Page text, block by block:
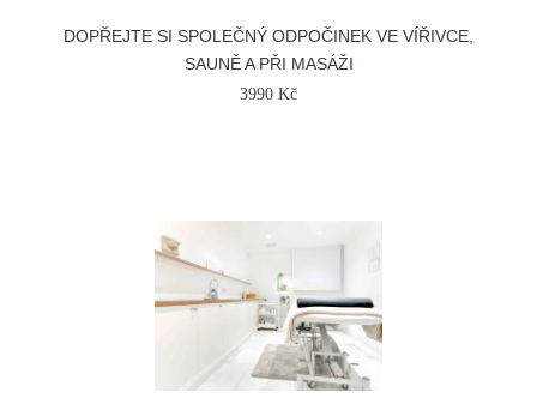
DOPŘEJTE SI SPOLEČNÝ ODPOČINEK VE VÍŘIVCE,
SAUNĚ A PŘI MASÁŽI
3990 Kč